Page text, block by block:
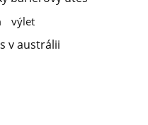
výlet
v austrálii